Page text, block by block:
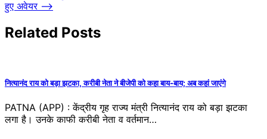
हुए अवेयर ⟶
Related Posts
नित्यानंद राय को बड़ा झटका, करीबी नेता ने बीजेपी को कहा बाय-बाय; अब कहां जाएंगे
PATNA (APP) : केंद्रीय गृह राज्य मंत्री नित्यानंद राय को बड़ा झटका
लगा है। उनके काफी करीबी नेता व वर्तमान…